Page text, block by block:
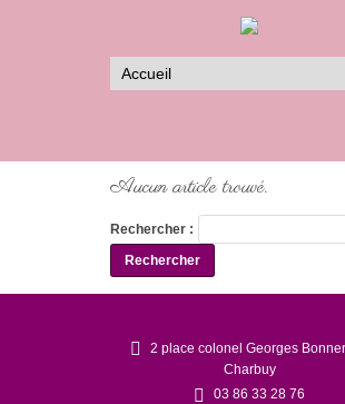
Aucun article trouvé.
Rechercher :
2 place colonel Georges
Charbuy
03 86 33 28 76